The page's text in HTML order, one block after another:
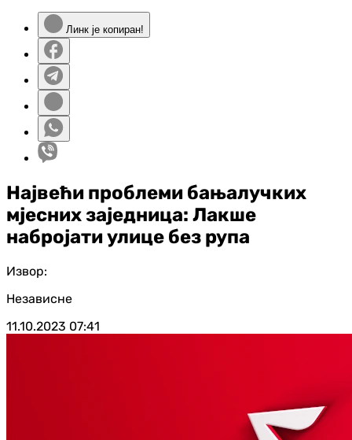
Линк је копиран!
Највећи проблеми бањалучких
мјесних заједница: Лакше
набројати улице без рупа
Извор:
Независне
11.10.2023 07:41